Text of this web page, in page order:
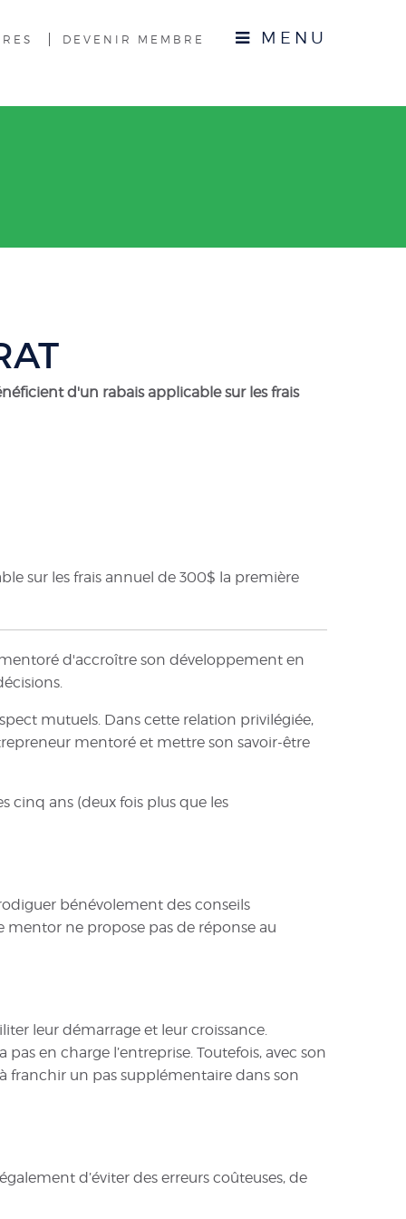
DEVENIR MEMBRE MENU
d'un rabais applicable sur les frais
sur les frais annuel de 300$ la première
d'accroître son développement en
mutuels. Dans cette relation privilégiée,
mentoré et mettre son savoir-être
cinq ans (deux fois plus que les
bénévolement des conseils
mentor ne propose pas de réponse au
leur démarrage et leur croissance.
en charge l’entreprise. Toutefois, avec son
franchir un pas supplémentaire dans son
d’éviter des erreurs coûteuses, de